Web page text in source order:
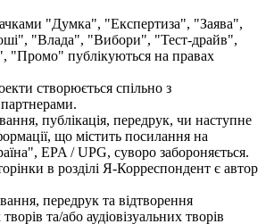
"Думка", "Експертиза", "Заява",
"Влада", "Вибори", "Тест-драйв",
"Промо" публікуються на правах
створюється спільно з
публікація, передрук, чи наступне
що містить посилання на
EPA / UPG, суворо забороняється.
в розділі Я-Корреспондент є автор
передрук та відтворення
та/або аудіовізуальних творів